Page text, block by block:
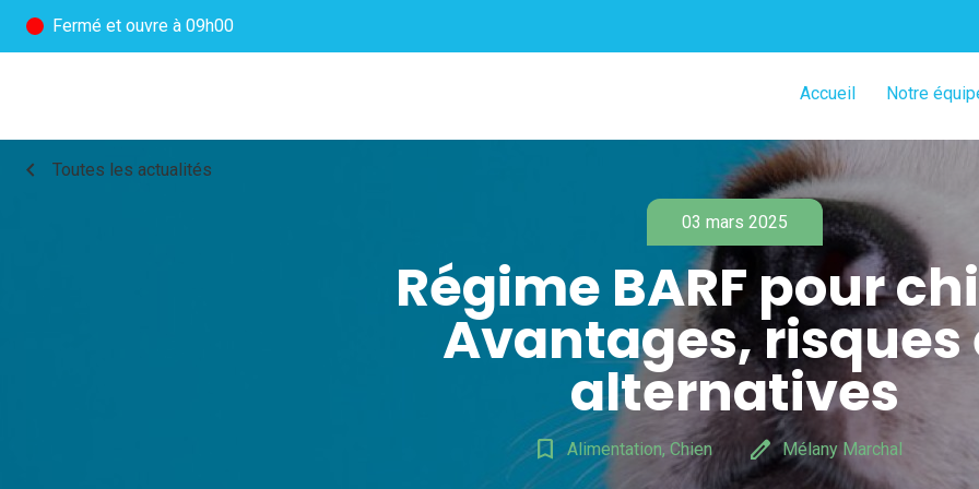
Fermé et ouvre à 09h00
Accueil Notre
chevron_left Toutes les actualités
03 mars 2025
Régime BARF pour
Avantages, risques
alternatives
bookmark_border Alimentation, Chien edit Mélany Marchal